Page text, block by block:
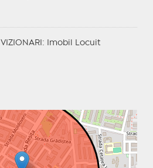
VIZIONARI : Imobil Locuit